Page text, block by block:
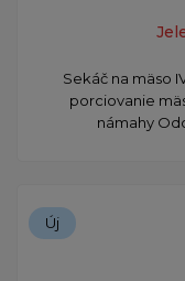
Sekáč na mäso
porciovanie
námahy
Új